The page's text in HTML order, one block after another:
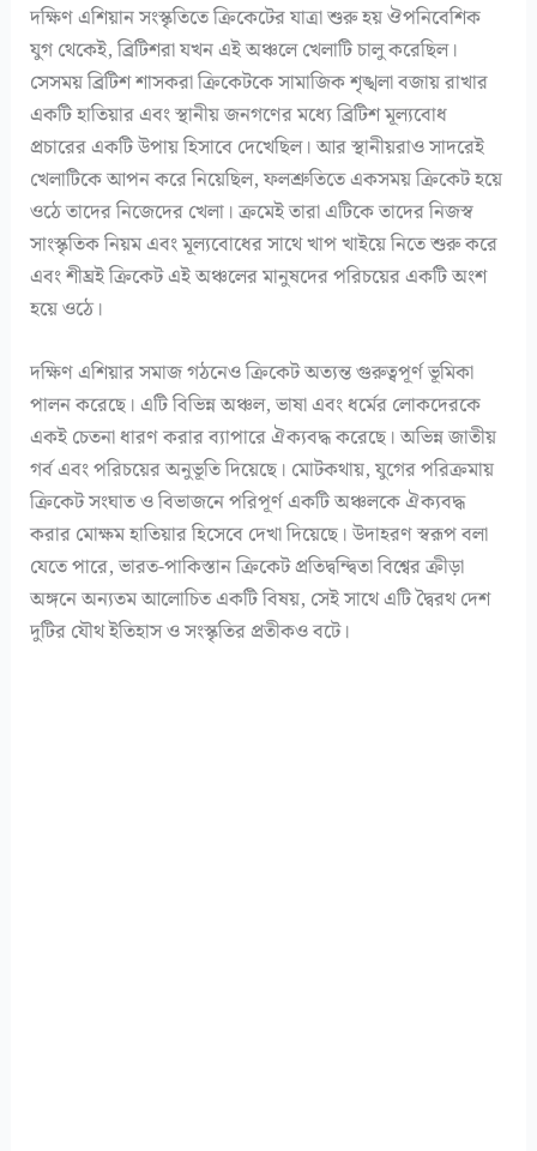
দক্ষিণ এশিয়ান সংস্কৃতিতে ক্রিকেটের যাত্রা শুরু হয় ঔপনিবেশিক
যুগ থেকেই, ব্রিটিশরা যখন এই অঞ্চলে খেলাটি চালু করেছিল।
সেসময় ব্রিটিশ শাসকরা ক্রিকেটকে সামাজিক শৃঙ্খলা বজায় রাখার
একটি হাতিয়ার এবং স্থানীয় জনগণের মধ্যে ব্রিটিশ মূল্যবোধ
প্রচারের একটি উপায় হিসাবে দেখেছিল। আর স্থানীয়রাও সাদরেই
খেলাটিকে আপন করে নিয়েছিল, ফলশ্রুতিতে একসময় ক্রিকেট হয়ে
ওঠে তাদের নিজেদের খেলা। ক্রমেই তারা এটিকে তাদের নিজস্ব
সাংস্কৃতিক নিয়ম এবং মূল্যবোধের সাথে খাপ খাইয়ে নিতে শুরু করে
এবং শীঘ্রই ক্রিকেট এই অঞ্চলের মানুষদের পরিচয়ের একটি অংশ
হয়ে ওঠে।
দক্ষিণ এশিয়ার সমাজ গঠনেও ক্রিকেট অত্যন্ত গুরুত্বপূর্ণ ভূমিকা
পালন করেছে। এটি বিভিন্ন অঞ্চল, ভাষা এবং ধর্মের লোকদেরকে
একই চেতনা ধারণ করার ব্যাপারে ঐক্যবদ্ধ করেছে। অভিন্ন জাতীয়
গর্ব এবং পরিচয়ের অনুভূতি দিয়েছে। মোটকথায়, যুগের পরিক্রমায়
ক্রিকেট সংঘাত ও বিভাজনে পরিপূর্ণ একটি অঞ্চলকে ঐক্যবদ্ধ
করার মোক্ষম হাতিয়ার হিসেবে দেখা দিয়েছে। উদাহরণ স্বরূপ বলা
যেতে পারে, ভারত-পাকিস্তান ক্রিকেট প্রতিদ্বন্দ্বিতা বিশ্বের ক্রীড়া
অঙ্গনে অন্যতম আলোচিত একটি বিষয়, সেই সাথে এটি দ্বৈরথ দেশ
দুটির যৌথ ইতিহাস ও সংস্কৃতির প্রতীকও বটে।